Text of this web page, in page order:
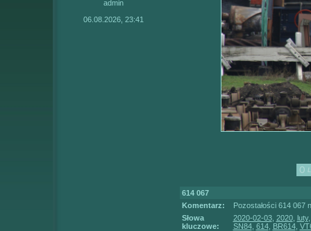
admin
06.08.2026, 23:41
614 067
Komentarz:
Pozostałości 614 067
Słowa
kluczowe:
2020-02-03, 2020, luty
SN84, 614, BR614,